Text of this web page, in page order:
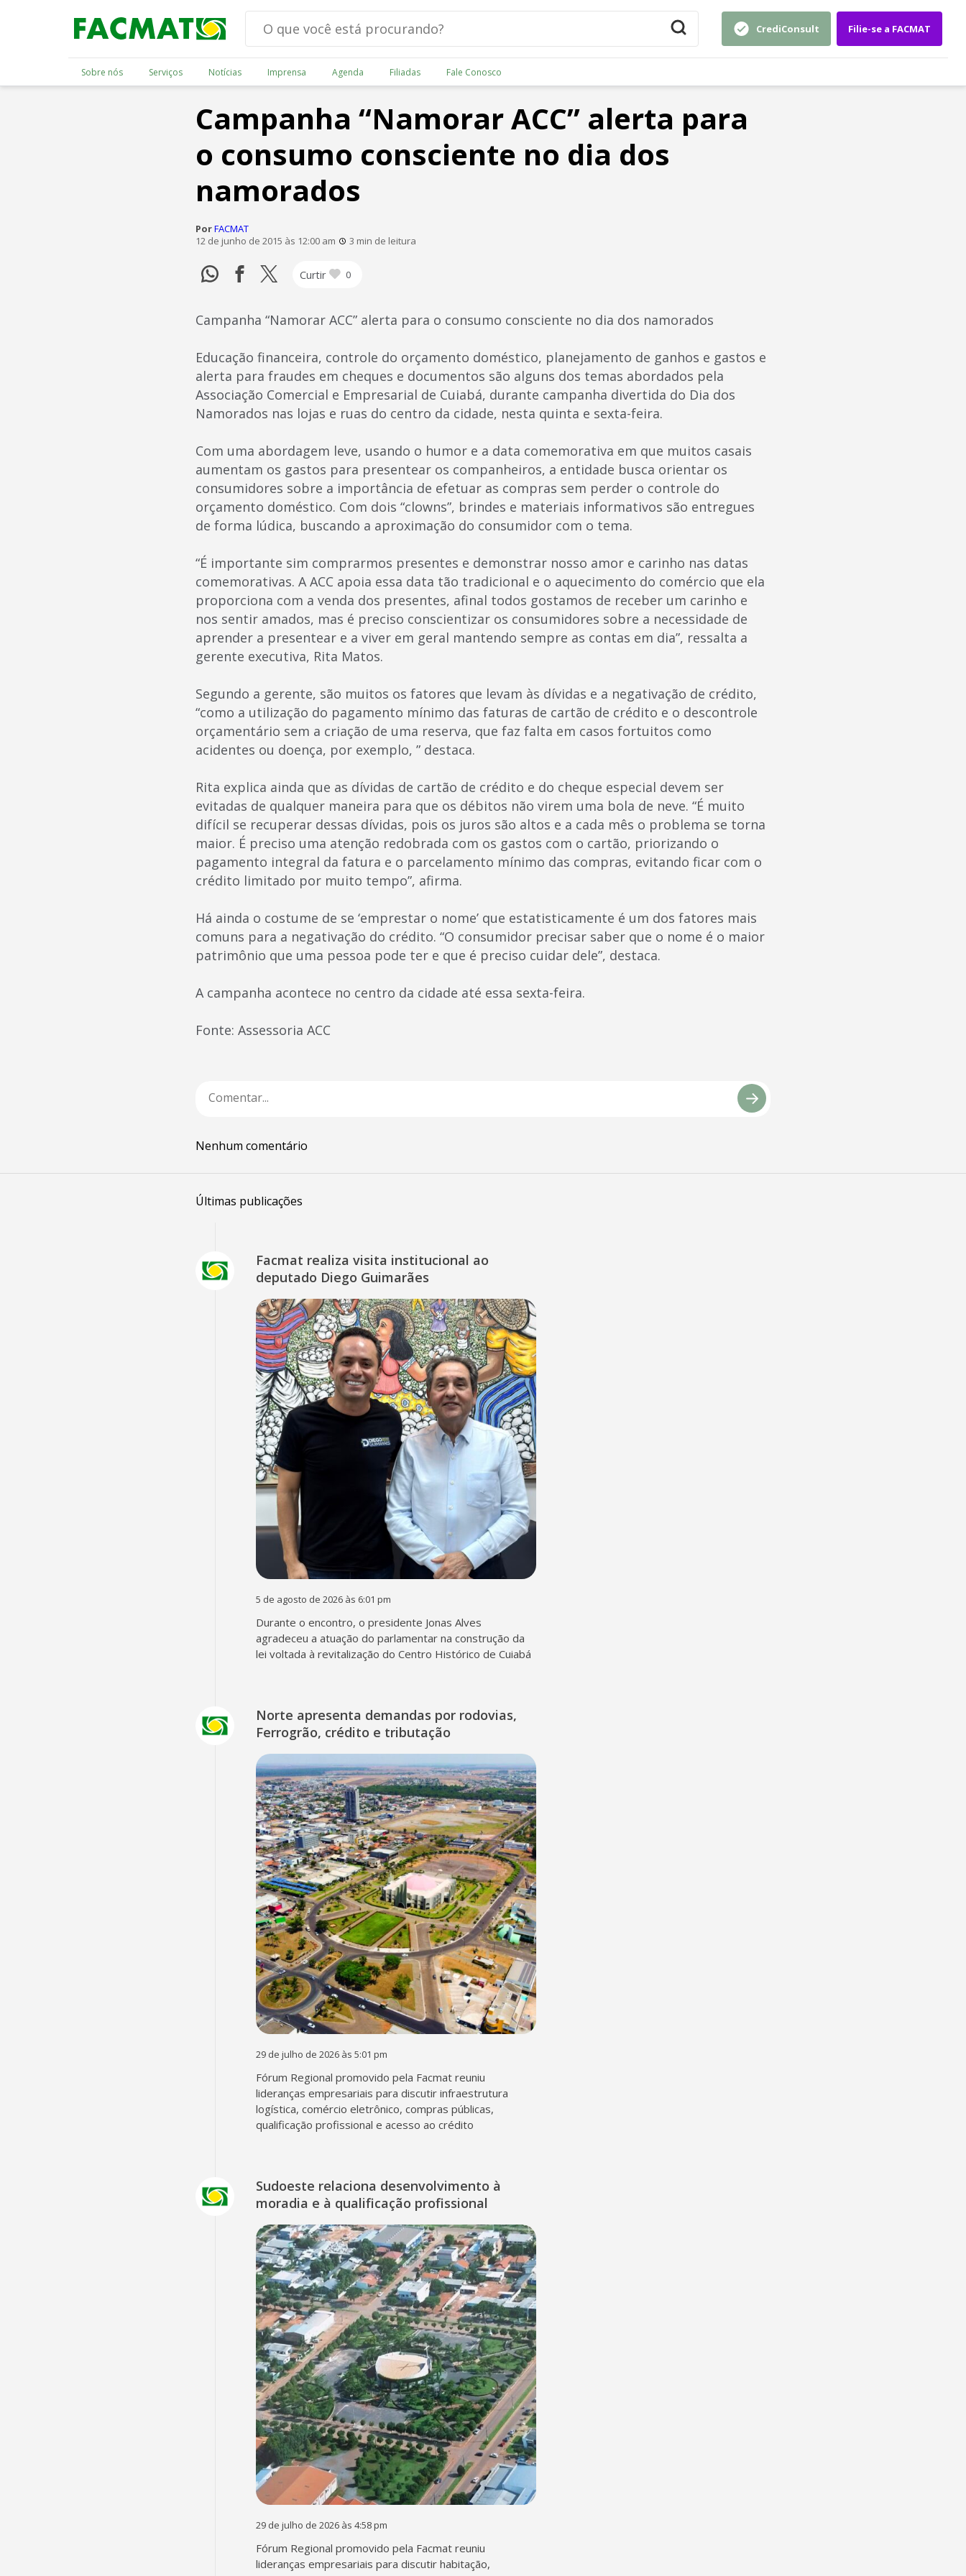
CrediConsult Filie-se a FACMAT
Sobre nós Serviços Notícias Imprensa Agenda Filiadas Fale Conosco
Campanha “Namorar ACC” alerta para
o consumo consciente no dia dos
namorados
PorFACMAT
12 de junho de 2015 às 12:00 am
3 min de leitura
Curtir 0
Campanha “Namorar ACC” alerta para o consumo consciente no dia dos namorados
Educação financeira, controle do orçamento doméstico, planejamento de ganhos e gastos e
alerta para fraudes em cheques e documentos são alguns dos temas abordados pela
Associação Comercial e Empresarial de Cuiabá, durante campanha divertida do Dia dos
Namorados nas lojas e ruas do centro da cidade, nesta quinta e sexta-feira.
Com uma abordagem leve, usando o humor e a data comemorativa em que muitos casais
aumentam os gastos para presentear os companheiros, a entidade busca orientar os
consumidores sobre a importância de efetuar as compras sem perder o controle do
orçamento doméstico. Com dois “clowns”, brindes e materiais informativos são entregues
de forma lúdica, buscando a aproximação do consumidor com o tema.
“É importante sim comprarmos presentes e demonstrar nosso amor e carinho nas datas
comemorativas. A ACC apoia essa data tão tradicional e o aquecimento do comércio que ela
proporciona com a venda dos presentes, afinal todos gostamos de receber um carinho e
nos sentir amados, mas é preciso conscientizar os consumidores sobre a necessidade de
aprender a presentear e a viver em geral mantendo sempre as contas em dia”, ressalta a
gerente executiva, Rita Matos.
Segundo a gerente, são muitos os fatores que levam às dívidas e a negativação de crédito,
“como a utilização do pagamento mínimo das faturas de cartão de crédito e o descontrole
orçamentário sem a criação de uma reserva, que faz falta em casos fortuitos como
acidentes ou doença, por exemplo, ” destaca.
Rita explica ainda que as dívidas de cartão de crédito e do cheque especial devem ser
evitadas de qualquer maneira para que os débitos não virem uma bola de neve. “É muito
difícil se recuperar dessas dívidas, pois os juros são altos e a cada mês o problema se torna
maior. É preciso uma atenção redobrada com os gastos com o cartão, priorizando o
pagamento integral da fatura e o parcelamento mínimo das compras, evitando ficar com o
crédito limitado por muito tempo”, afirma.
Há ainda o costume de se ‘emprestar o nome’ que estatisticamente é um dos fatores mais
comuns para a negativação do crédito. “O consumidor precisar saber que o nome é o maior
patrimônio que uma pessoa pode ter e que é preciso cuidar dele”, destaca.
A campanha acontece no centro da cidade até essa sexta-feira.
Fonte: Assessoria ACC
Nenhum comentário
Últimas publicações
Facmat realiza visita institucional ao
deputado Diego Guimarães
5 de agosto de 2026 às 6:01 pm
Durante o encontro, o presidente Jonas Alves
agradeceu a atuação do parlamentar na construção da
lei voltada à revitalização do Centro Histórico de Cuiabá
Norte apresenta demandas por rodovias,
Ferrogrão, crédito e tributação
29 de julho de 2026 às 5:01 pm
Fórum Regional promovido pela Facmat reuniu
lideranças empresariais para discutir infraestrutura
logística, comércio eletrônico, compras públicas,
qualificação profissional e acesso ao crédito
Sudoeste relaciona desenvolvimento à
moradia e à qualificação profissional
29 de julho de 2026 às 4:58 pm
Fórum Regional promovido pela Facmat reuniu
lideranças empresariais para discutir habitação,